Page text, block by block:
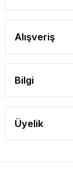
Alışveriş
Bilgi
Üyelik